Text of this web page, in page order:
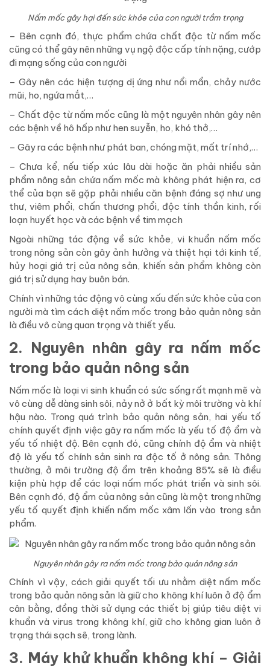
Nấm mốc gây hại đến sức khỏe của con người trầm trọng
– Bên cạnh đó, thực phẩm chứa chất độc từ nấm mốc
cũng có thể gây nên những vụ ngộ độc cấp tính nặng, cướp
đi mạng sống của con người
– Gây nên các hiện tượng dị ứng như nổi mẩn, chảy nước
mũi, ho, ngứa mắt,…
– Chất độc từ nấm mốc cũng là một nguyên nhân gây nên
các bệnh về hô hấp như hen suyễn, ho, khó thở,…
– Gây ra các bệnh như phát ban, chóng mặt, mất trí nhớ,…
– Chưa kể, nếu tiếp xúc lâu dài hoặc ăn phải nhiều sản
phẩm nông sản chứa nấm mốc mà không phát hiện ra, cơ
thể của bạn sẽ gặp phải nhiều căn bệnh đáng sợ như ung
thư, viêm phổi, chấn thương phổi, độc tính thần kinh, rối
loạn huyết học và các bệnh về tim mạch
Ngoài những tác động về sức khỏe, vi khuẩn nấm mốc
trong nông sản còn gây ảnh hưởng và thiệt hại tới kinh tế,
hủy hoại giá trị của nông sản, khiến sản phẩm không còn
giá trị sử dụng hay buôn bán.
Chính vì những tác động vô cùng xấu đến sức khỏe của con
người mà tìm cách diệt nấm mốc trong bảo quản nông sản
là điều vô cùng quan trọng và thiết yếu.
2. Nguyên nhân gây ra nấm mốc
trong bảo quản nông sản
Nấm mốc là loại vi sinh khuẩn có sức sống rất mạnh mẽ và
vô cùng dễ dàng sinh sôi, nảy nở ở bất kỳ môi trường và khí
hậu nào. Trong quá trình bảo quản nông sản, hai yếu tố
chính quyết định việc gây ra nấm mốc là yếu tố độ ẩm và
yếu tố nhiệt độ. Bên cạnh đó, cũng chính độ ẩm và nhiệt
độ là yếu tố chính sản sinh ra độc tố ở nông sản. Thông
thường, ở môi trường độ ẩm trên khoảng 85% sẽ là điều
kiện phù hợp để các loại nấm mốc phát triển và sinh sôi.
Bên cạnh đó, độ ẩm của nông sản cũng là một trong những
yếu tố quyết định khiến nấm mốc xâm lấn vào trong sản
phẩm.
Nguyên nhân gây ra nấm mốc trong bảo quản nông sản
Chính vì vậy, cách giải quyết tối ưu nhằm diệt nấm mốc
trong bảo quản nông sản là giữ cho không khí luôn ở độ ẩm
cân bằng, đồng thời sử dụng các thiết bị giúp tiêu diệt vi
khuẩn và virus trong không khí, giữ cho không gian luôn ở
trạng thái sạch sẽ, trong lành.
3. Máy khử khuẩn không khí – Giải